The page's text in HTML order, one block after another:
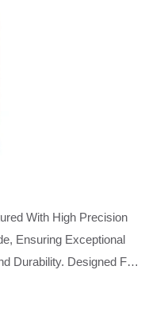
With High Precision
Ensuring Exceptional
Durability. Designed For